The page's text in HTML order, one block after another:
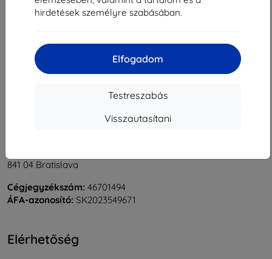
hirdetések személyre szabásában.
Elfogadom
Testreszabás
Visszautasítani
Összes találat6.
841 04 Bratislava
Cégjegyzékszám: 46701494
ÁFA-azonosító: SK2023549671
Elérhetőség